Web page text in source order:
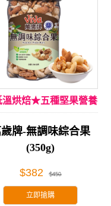
烘焙★五種堅果營養
牌-無調味綜合果
(350g)
$382 $450
立即搶購